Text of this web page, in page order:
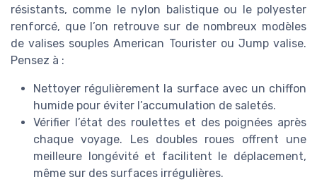
résistants, comme le nylon balistique ou le polyester
renforcé, que l’on retrouve sur de nombreux modèles
de valises souples American Tourister ou Jump valise.
Pensez à :
Nettoyer régulièrement la surface avec un chiffon
humide pour éviter l’accumulation de saletés.
Vérifier l’état des roulettes et des poignées après
chaque voyage. Les doubles roues offrent une
meilleure longévité et facilitent le déplacement,
même sur des surfaces irrégulières.